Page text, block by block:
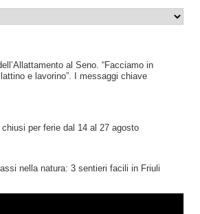
al Seno. “Facciamo in
e lavorino”. I messaggi chiave
chiusi per ferie dal 14 al 27 agosto
nella natura: 3 sentieri facili in Friuli